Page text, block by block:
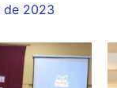
de 2023